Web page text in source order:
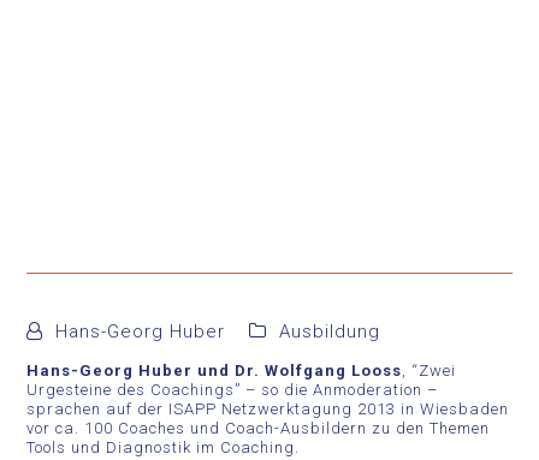
Hans-Georg Huber Ausbildung
Hans-Georg Huber und Dr. Wolfgang Looss, “Zwei
Urgesteine des Coachings” – so die Anmoderation –
sprachen auf der ISAPP Netzwerktagung 2013 in Wiesbaden
vor ca. 100 Coaches und Coach-Ausbildern zu den Themen
Tools und Diagnostik im Coaching.